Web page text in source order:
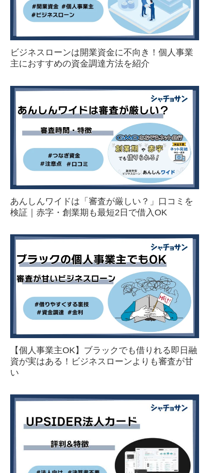
ビジネスローンは開業資金に不向き！個人事業
主におすすめの資金調達方法を紹介
あんしんワイドは「審査が厳しい？」口コミを
検証｜赤字・創業期も最短2日で借入OK
【個人事業主OK】ブラックでも借りれる即日融
資が実はある！ビジネスローンよりも審査が甘
い